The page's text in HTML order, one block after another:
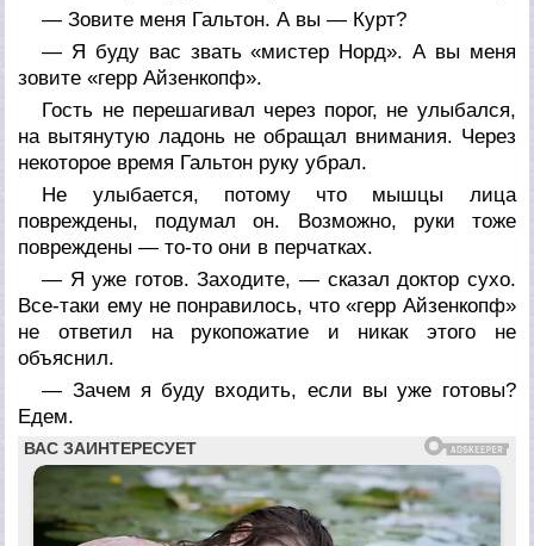
— Зовите меня Гальтон. А вы — Курт?
— Я буду вас звать «мистер Норд». А вы меня
зовите «герр Айзенкопф».
Гость не перешагивал через порог, не улыбался,
на вытянутую ладонь не обращал внимания. Через
некоторое время Гальтон руку убрал.
Не улыбается, потому что мышцы лица
повреждены, подумал он. Возможно, руки тоже
повреждены — то-то они в перчатках.
— Я уже готов. Заходите, — сказал доктор сухо.
Все-таки ему не понравилось, что «герр Айзенкопф»
не ответил на рукопожатие и никак этого не
объяснил.
— Зачем я буду входить, если вы уже готовы?
Едем.